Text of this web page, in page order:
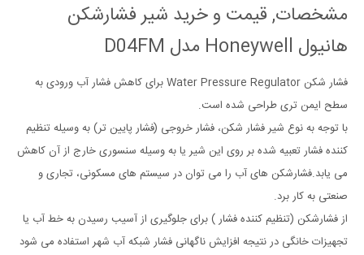
مشخصات, قیمت و خرید شیر فشارشکن
هانیول Honeywell مدل D04FM
فشار شکن Water Pressure Regulator برای کاهش فشار آب ورودی به
سطح ایمن تری طراحی شده است.
با توجه به نوع شیر فشار شکن، فشار خروجی (فشار پایین تر) به وسیله تنظیم
کننده فشار تعبیه شده بر روی این شیر یا به وسیله سنسوری خارج از آن کاهش
می یابد.فشارشکن های آب را می توان در سیستم های مسکونی، تجاری و
صنعتی به کار برد.
از فشارشکن (تنظیم کننده فشار ) برای جلوگیری از آسیب رسیدن به خط آب یا
تجهیزات خانگی در نتیجه افزایش ناگهانی فشار شبکه آب شهر استفاده می شود